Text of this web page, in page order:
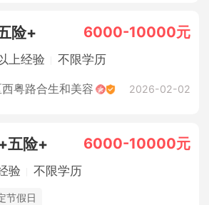
险+ 6000-10000元
上经验 不限学历
粤路合生和美容 2026-02-02
五险+ 6000-10000元
验 不限学历
节假日